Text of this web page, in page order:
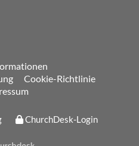
Cookie-Richtlinie
ChurchDesk-Login